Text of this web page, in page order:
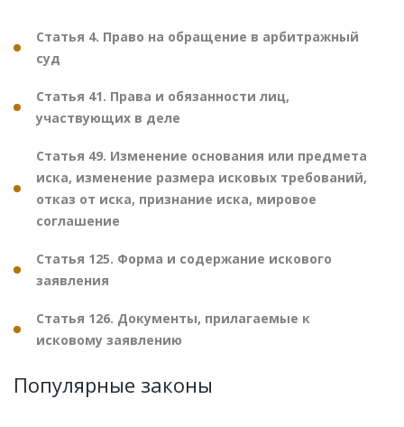
Статья 4. Право на обращение в арбитражный
суд
Статья 41. Права и обязанности лиц,
участвующих в деле
Статья 49. Изменение основания или предмета
иска, изменение размера исковых требований,
отказ от иска, признание иска, мировое
соглашение
Статья 125. Форма и содержание искового
заявления
Статья 126. Документы, прилагаемые к
исковому заявлению
Популярные законы